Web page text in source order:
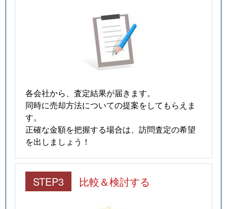
各会社から、査定結果が届きます。
同時に売却方法についての提案をしてもらえま
す。
正確な金額を把握する場合は、訪問査定の希望
を出しましょう！
STEP3 比較＆検討する